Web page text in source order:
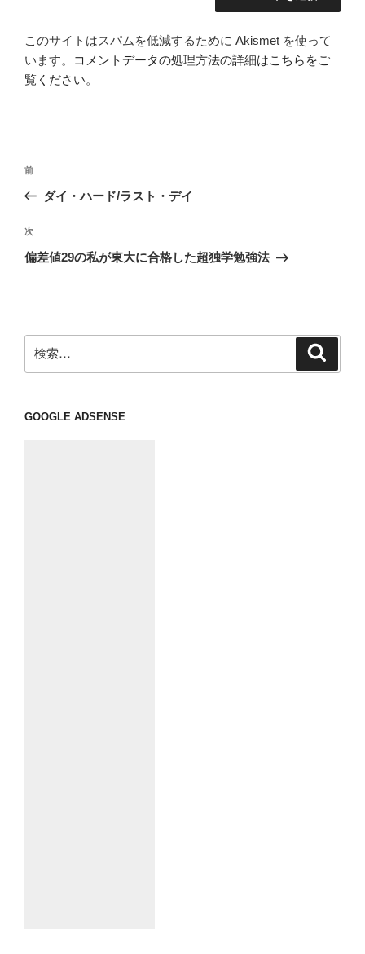
このサイトはスパムを低減するために Akismet を使って
います。
コメントデータの処理方法の詳細はこちらをご
覧ください。
投
ビ
ゲ
ン
前
の
稿
前
ダイ・ハード/ラスト・デイ
次
の
次
偏差値29の私が東大に合格した超独学勉強法
索:
GOOGLE ADSENSE